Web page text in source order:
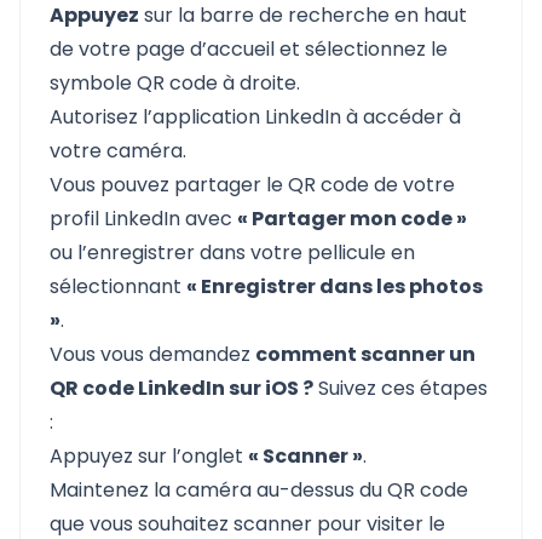
Appuyez sur la barre de recherche en haut
de votre page d’accueil et sélectionnez le
symbole QR code à droite.
Autorisez l’application LinkedIn à accéder à
votre caméra.
Vous pouvez partager le QR code de votre
profil LinkedIn avec « Partager mon code »
ou l’enregistrer dans votre pellicule en
sélectionnant « Enregistrer dans les photos
».
Vous vous demandez comment scanner un
QR code LinkedIn sur iOS ?Suivez ces étapes
:
Appuyez sur l’onglet « Scanner ».
Maintenez la caméra au-dessus du QR code
que vous souhaitez scanner pour visiter le